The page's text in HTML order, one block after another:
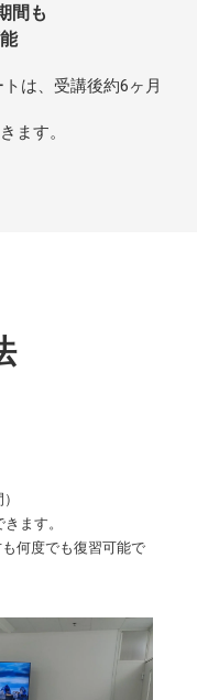
間も
は、受講後約6ヶ月
ます。
ます。
何度でも復習可能で